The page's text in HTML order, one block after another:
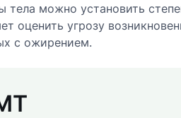
можно установить
оценить угрозу
с ожирением.